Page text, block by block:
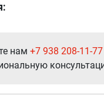
нам +7 938 208-11-77